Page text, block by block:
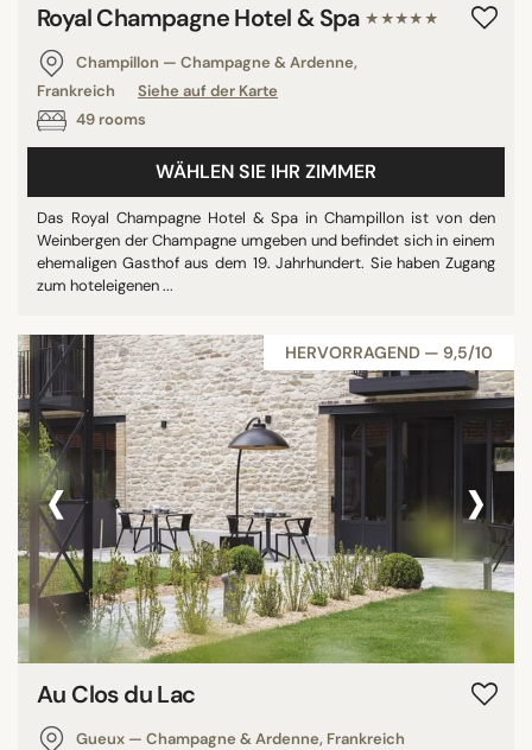
Alle anzeigen
STERNE
ohne Klassifizierung
4 Sterne
5 Sterne
7/10
8/10
9/10
SUCHE
Royal Champagne Hotel & Spa ★★★★★
Champillon — Champagne & Ardenne,
Frankreich
Siehe auf der Karte
49 rooms
WÄHLEN SIE IHR ZIMMER
Das Royal Champagne Hotel & Spa in Champillon ist von den
Weinbergen der Champagne umgeben und befindet sich in einem
ehemaligen Gasthof aus dem 19. Jahrhundert. Sie haben Zugang
zum hoteleigenen ...
HERVORRAGEND — 9,5/10
‹ ›
Au Clos du Lac
Gueux — Champagne & Ardenne, Frankreich